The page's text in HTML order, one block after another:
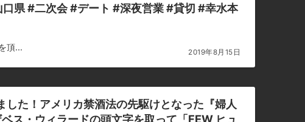
県 #二次会 #デート #深夜営業 #貸切 #幸水本
頂... 2019年8月15日
した！アメリカ禁酒法の先駆けとなった『婦人
ス・ウィラードの頭文字を取って「FEW ヒュ